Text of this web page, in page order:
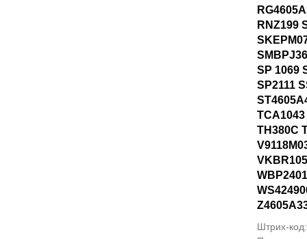
RNZ199
SP 1069
SP2111
TCA1043
TH380C
Штрих-